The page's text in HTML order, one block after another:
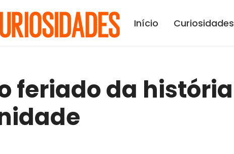
Início Curiosidades
feriado da história